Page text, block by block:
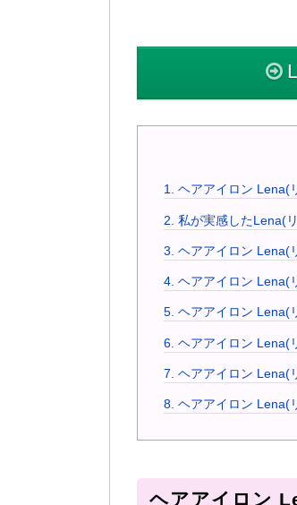
1. ヘアアイロン Lena(
2. 私が実感したLena(
3. ヘアアイロン Lena(
4. ヘアアイロン Lena(
5. ヘアアイロン Lena(
6. ヘアアイロン Lena(
7. ヘアアイロン Lena(
8. ヘアアイロン Lena(
ヘアアイロン